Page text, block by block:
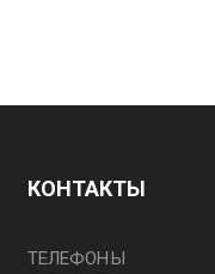
КОНТАКТЫ
ТЕЛЕФОНЫ